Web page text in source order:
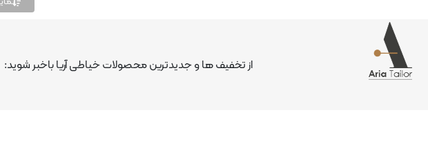
از تخفیف ها و جدیدترین محصولات خیاطی آریا باخبر شوید: